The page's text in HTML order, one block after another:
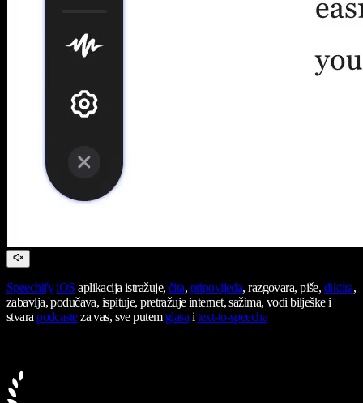
Speechify iOS aplikacija istražuje, čita, pripovijeda, razgovara, piše, diktira,
zabavlja, podučava, ispituje, pretražuje internet, sažima, vodi bilješke i
stvarapodcasteza vas, sve putem glasaitext-to-speecha